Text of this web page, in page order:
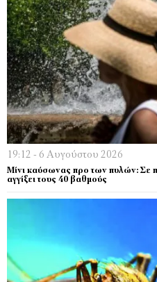
19:12 - 6 Αυγούστου 2026
Μίνι καύσωνας προ των πυλών: Σε
αγγίξει τους 40 βαθμούς